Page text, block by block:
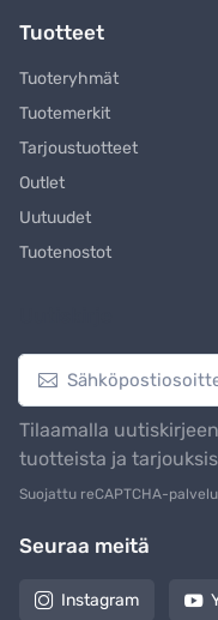
Tuotteet
Tuoteryhmät
Tuotemerkit
Tarjoustuotteet
Outlet
Uutuudet
Tuotenostot
Tilaamalla
tuotteista ja
Suojattu reCAPTCHA-
Seuraa meitä
Instagram